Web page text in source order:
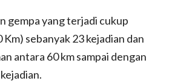
gempa yang terjadi cukup
sebanyak 23 kejadian dan
antara 60 km sampai dengan